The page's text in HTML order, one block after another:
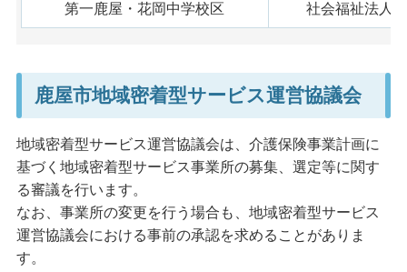
第一鹿屋・花岡中学校区 社会福祉法人
鹿屋市地域密着型サービス運営協議会
地域密着型サービス運営協議会は、介護保険事業計画に
基づく地域密着型サービス事業所の募集、選定等に関す
る審議を行います。
なお、事業所の変更を行う場合も、地域密着型サービス
運営協議会における事前の承認を求めることがありま
す。